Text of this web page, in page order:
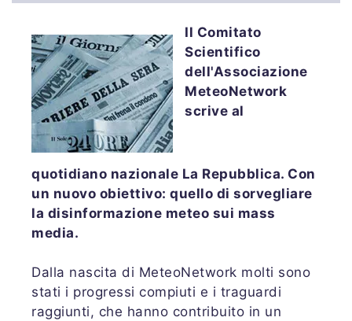
Il Comitato
Scientifico
dell'Associazione
MeteoNetwork
scrive al
quotidiano nazionale La Repubblica. Con
un nuovo obiettivo: quello di sorvegliare
la disinformazione meteo sui mass
media.
Dalla nascita di MeteoNetwork molti sono
stati i progressi compiuti e i traguardi
raggiunti, che hanno contribuito in un